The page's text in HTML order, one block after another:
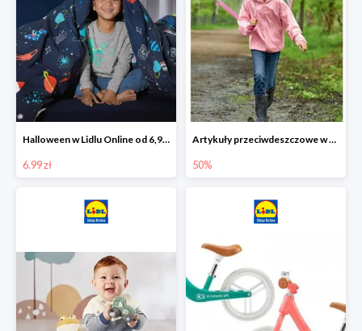
Halloween w Lidlu Online od 6,99 zł
6.99 zł
Artykuły przeciwdeszczowe w Lodilu Online do -50%
50%